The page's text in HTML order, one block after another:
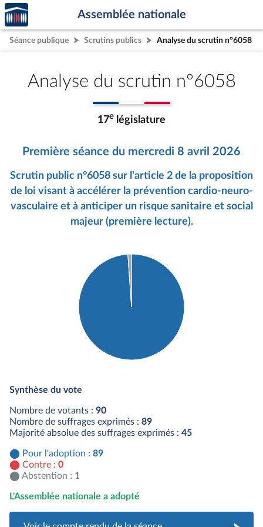
Aller au contenu
Aller en bas de la page
Accèder
à la
page
d'accueil
Assemblée nationale
Séance publique Scrutins publics Analyse du scrutin n°6058
Analyse du scrutin n°6058
17e législature
Première séance du mercredi 8 avril 2026
Scrutin public n°6058 sur l'article 2 de la proposition
de loi visant à accélérer la prévention cardio-neuro-
vasculaire et à anticiper un risque sanitaire et social
majeur (première lecture).
Synthèse du vote
Nombre de votants : 90
Nombre de suffrages exprimés : 89
Majorité absolue des suffrages exprimés : 45
Pour l'adoption : 89
Contre : 0
Abstention : 1
L'Assemblée nationale a adopté